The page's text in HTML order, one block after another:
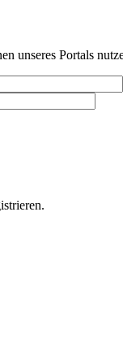
unseres Portals